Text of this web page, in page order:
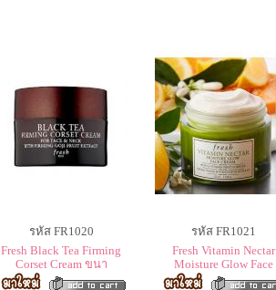
รหัส FR1020
Fresh Black Tea Firming
Corset Cream ขนา
รหัส FR1021
Fresh Vitamin Nectar
Moisture Glow Face